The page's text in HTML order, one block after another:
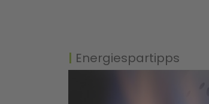
Energiespartipps